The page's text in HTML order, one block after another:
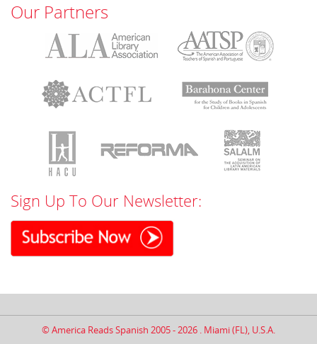
Our Partners
Sign Up To Our Newsletter:
© America Reads Spanish 2005 - 2026 . Miami (FL), U.S.A.